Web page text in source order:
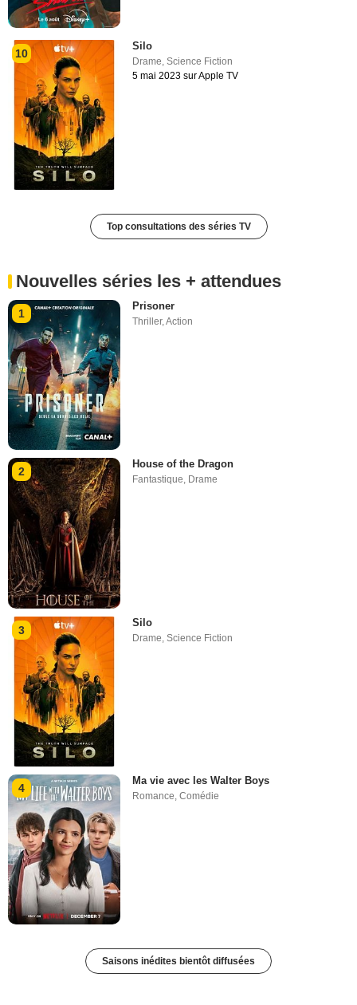
10
Silo
Drame ,Science Fiction
5 mai 2023 sur Apple TV
Top consultations des séries TV
Nouvelles séries les + attendues
1
Prisoner
Thriller,Action
2
House of the Dragon
Fantastique, Drame
3
Silo
Drame ,Science Fiction
4
Ma vie avec les Walter Boys
Romance,Comédie
Saisons inédites bientôt diffusées